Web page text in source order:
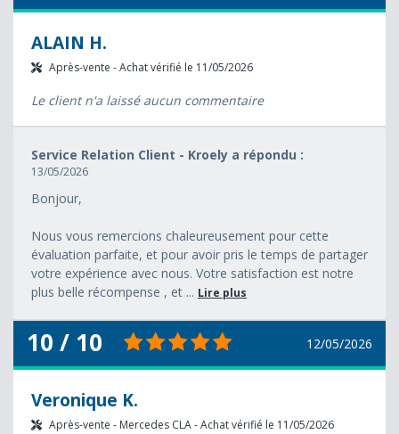
ALAIN H.
Après-vente - Achat vérifié le 11/05/2026
Le client n'a laissé aucun commentaire
Service Relation Client - Kroely a répondu :
13/05/2026
Bonjour,
Nous vous remercions chaleureusement pour cette
évaluation parfaite, et pour avoir pris le temps de partager
votre expérience avec nous. Votre satisfaction est notre
plus belle récompense , et ... Lire plus
10 / 10 12/05/2026
Veronique K.
Après-vente - Mercedes CLA - Achat vérifié le 11/05/2026